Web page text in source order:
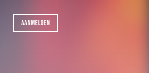
AANMELDEN